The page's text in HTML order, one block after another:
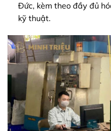
Đức, kèm theo đầy đủ
kỹ thuật.